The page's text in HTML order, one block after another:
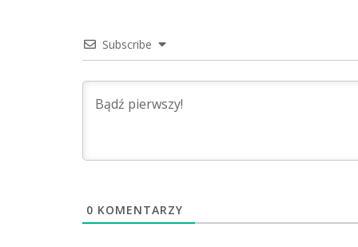
Subscribe
0 KOMENTARZY